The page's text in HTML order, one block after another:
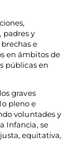
padres y
e
en ámbitos de
públicas en
graves
pleno e
voluntades y
Infancia, se
equitativa,